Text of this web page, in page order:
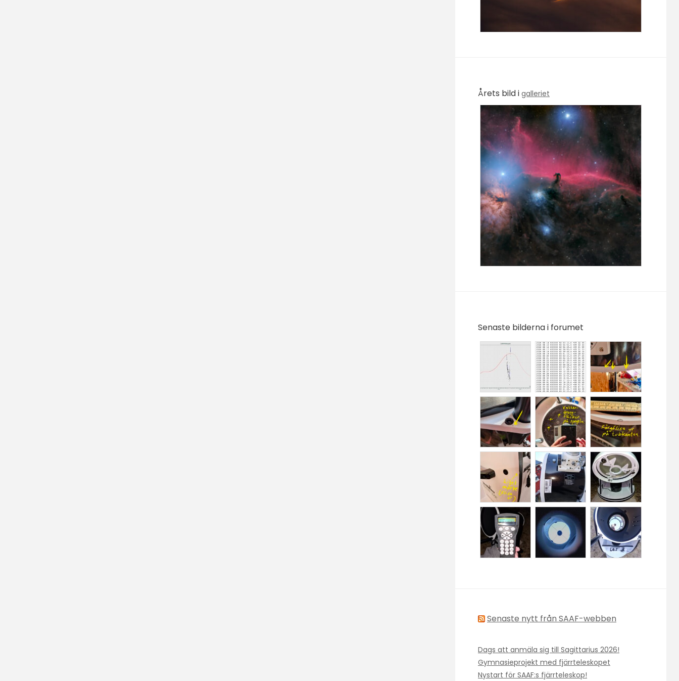
Årets bild i galleriet
Senaste bilderna i forumet
Senaste nytt från SAAF-webben
Dags att anmäla sig till Sagittarius 2026!
Gymnasieprojekt med fjärrteleskopet
Nystart för SAAF:s fjärrteleskop!